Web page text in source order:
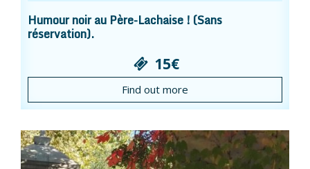
Humour noir au Père-Lachaise ! (Sans
réservation).
15€
Find out more